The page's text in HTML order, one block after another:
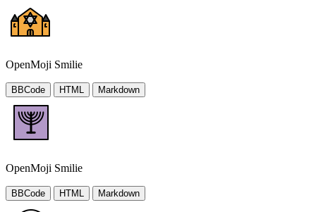
OpenMoji Smilie
BBCode HTML Markdown
OpenMoji Smilie
BBCode HTML Markdown